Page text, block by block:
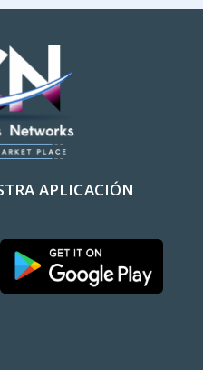
APLICACIÓN